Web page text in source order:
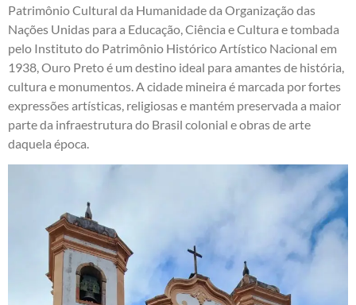
Patrimônio Cultural da Humanidade da Organização das
Nações Unidas para a Educação, Ciência e Cultura e tombada
pelo Instituto do Patrimônio Histórico Artístico Nacional em
1938, Ouro Preto é um destino ideal para amantes de história,
cultura e monumentos. A cidade mineira é marcada por fortes
expressões artísticas, religiosas e mantém preservada a maior
parte da infraestrutura do Brasil colonial e obras de arte
daquela época.